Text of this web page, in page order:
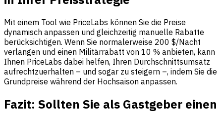
Mit einem Tool wie PriceLabs können Sie die Preise
dynamisch anpassen und gleichzeitig manuelle Rabatte
berücksichtigen. Wenn Sie normalerweise 200 $/Nacht
verlangen und einen Militärrabatt von 10 % anbieten, kann
Ihnen PriceLabs dabei helfen, Ihren Durchschnittsumsatz
aufrechtzuerhalten – und sogar zu steigern –, indem Sie die
Grundpreise während der Hochsaison anpassen.
Fazit: Sollten Sie als Gastgeber einen